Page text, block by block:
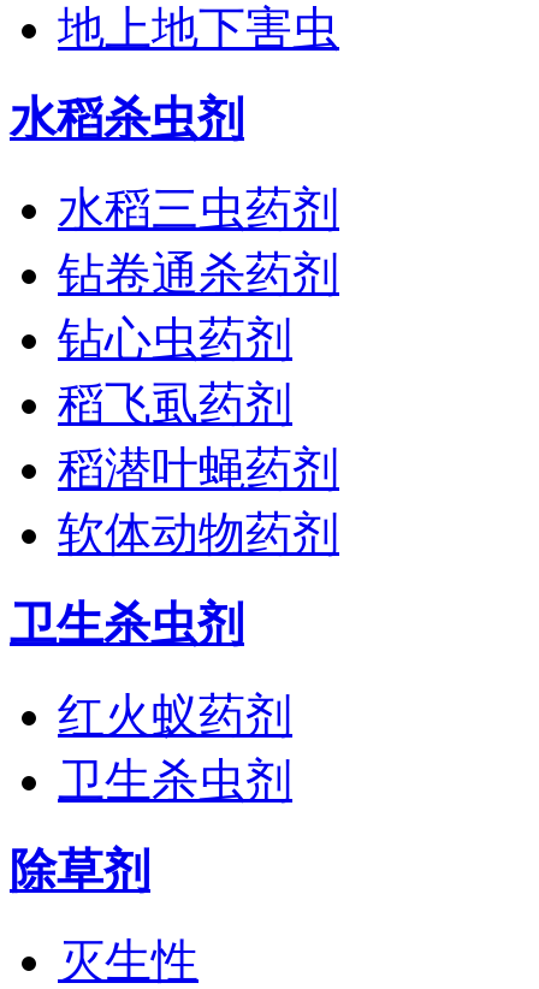
地上地下害虫
水稻杀虫剂
水稻三虫药剂
钻卷通杀药剂
钻心虫药剂
稻飞虱药剂
稻潜叶蝇药剂
软体动物药剂
卫生杀虫剂
红火蚁药剂
卫生杀虫剂
除草剂
灭生性